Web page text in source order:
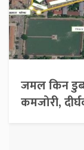
जमल किन
कमजोरी,